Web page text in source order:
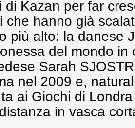
di Kazan per far
che hanno già
più alto: la danese
del mondo in
Sarah
nel 2009 e,
ai Giochi di
in vasca